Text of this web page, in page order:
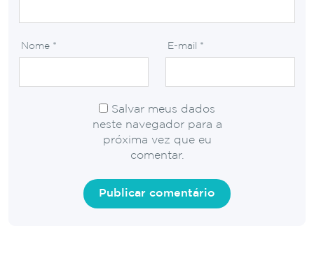
Nome * E-mail *
Salvar meus dados
neste navegador para a
próxima vez que eu
comentar.